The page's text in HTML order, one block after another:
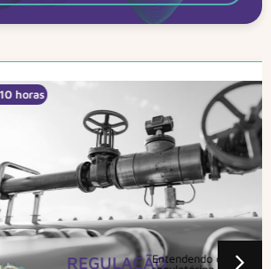
REGULAÇÃOEntendendo os aspectos